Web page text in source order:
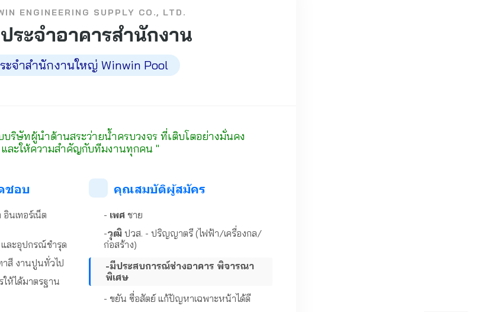
ENGINEERING SUPPLY CO., LTD.
ระจำอาคารสำนักงาน
ะจำสำนักงานใหญ่ Winwin Pool
ริษัทผู้นำด้านสระว่ายน้ำครบวงจร ที่เติบโตอย่างมั่นคง
และให้ความสำคัญกับทีมงานทุกคน ️"
ชอบ
นเทอร์เน็ต
ละอุปกรณ์ชำรุด
าสี งานปูนทั่วไป
ห้ได้มาตรฐาน
คุณสมบัติผู้สมัคร
- เพศ ชาย
-วุฒิ ปวส. - ปริญญาตรี (ไฟฟ้า/เครื่องกล/
ก่อสร้าง)
-มีประสบการณ์ช่างอาคาร พิจารณา
พิเศษ
- ขยัน ซื่อสัตย์ แก้ปัญหาเฉพาะหน้าได้ดี